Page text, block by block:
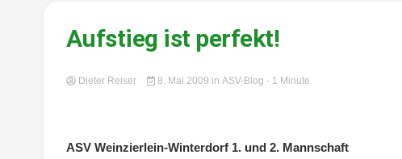
Aufstieg ist perfekt!
Dieter Reiser 8. Mai 2009 inASV-Blog - 1 Minute
ASV Weinzierlein-Winterdorf 1. und 2. Mannschaft